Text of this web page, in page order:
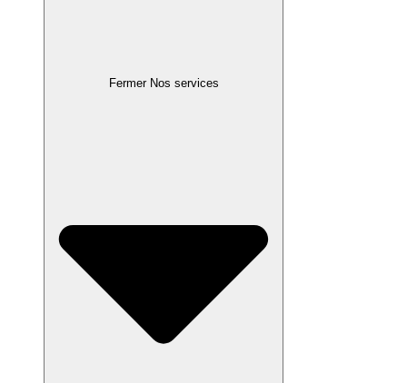
Fermer Nos services